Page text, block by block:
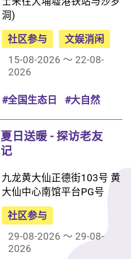
洞)
社区参与
文娱消闲
15-08-2026 ～ 22-08-
2026
#全国生态日 #大自然
夏日送暖 - 探访老友
记
九龙黄大仙正德街103号 黄
大仙中心南馆平台PG号
社区参与
29-08-2026 ～ 29-08-
2026